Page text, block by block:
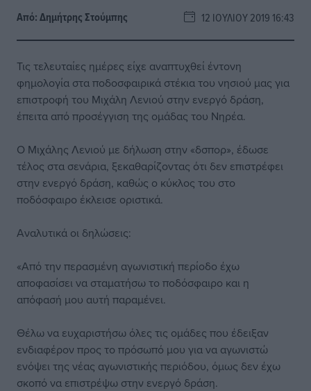
Από:Δημήτρης Στούμπης 12 ΙΟΥΛΊΟΥ 2019 16:43
Τις τελευταίες ημέρες είχε αναπτυχθεί έντονη
φημολογία στα ποδοσφαιρικά στέκια του νησιού μας για
επιστροφή του Μιχάλη Λενιού στην ενεργό δράση,
έπειτα από προσέγγιση της ομάδας του Νηρέα.
Ο Μιχάλης Λενιού με δήλωση στην «δσπορ», έδωσε
τέλος στα σενάρια, ξεκαθαρίζοντας ότι δεν επιστρέφει
στην ενεργό δράση, καθώς ο κύκλος του στο
ποδόσφαιρο έκλεισε οριστικά.
Αναλυτικά οι δηλώσεις:
«Από την περασμένη αγωνιστική περίοδο έχω
αποφασίσει να σταματήσω το ποδόσφαιρο και η
απόφασή μου αυτή παραμένει.
Θέλω να ευχαριστήσω όλες τις ομάδες που έδειξαν
ενδιαφέρον προς το πρόσωπό μου για να αγωνιστώ
ενόψει της νέας αγωνιστικής περιόδου, όμως δεν έχω
σκοπό να επιστρέψω στην ενεργό δράση.